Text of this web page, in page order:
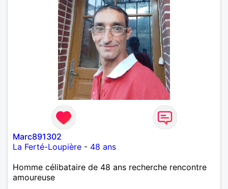
Marc891302
La Ferté-Loupière - 48 ans
Homme célibataire de 48 ans recherche rencontre
amoureuse